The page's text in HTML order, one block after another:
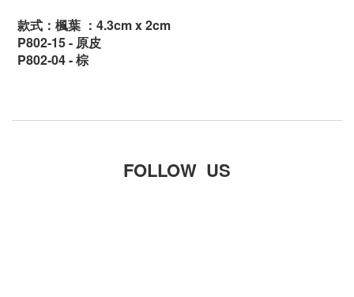
款式： 楓葉 ：4.3cm x 2cm
P802-15 - 原皮
P802-04 - 棕
FOLLOW US